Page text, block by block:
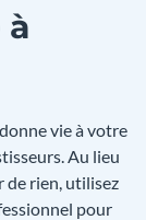
à
vie à votre
Au lieu
de rien, utilisez
pour